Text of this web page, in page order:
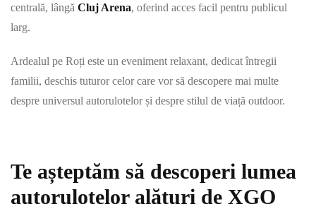
centrală, lângă Cluj Arena, oferind acces facil pentru publicul
larg.
Ardealul pe Roți este un eveniment relaxant, dedicat întregii
familii, deschis tuturor celor care vor să descopere mai multe
despre universul autorulotelor și despre stilul de viață outdoor.
Te așteptăm să descoperi lumea
autorulotelor alături de XGO